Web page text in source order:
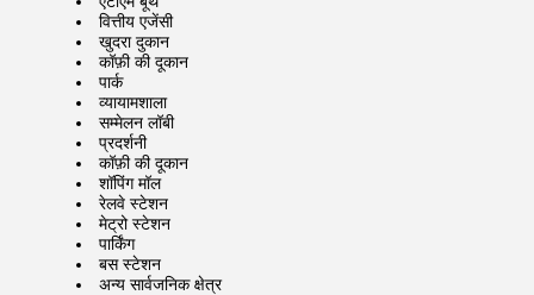
वित्तीय एजेंसी
खुदरा दुकान
कॉफ़ी की दूकान
पार्क
व्यायामशाला
सम्मेलन लॉबी
प्रदर्शनी
कॉफ़ी की दूकान
शॉपिंग मॉल
रेलवे स्टेशन
मेट्रो स्टेशन
पार्किंग
बस स्टेशन
अन्य सार्वजनिक क्षेत्र